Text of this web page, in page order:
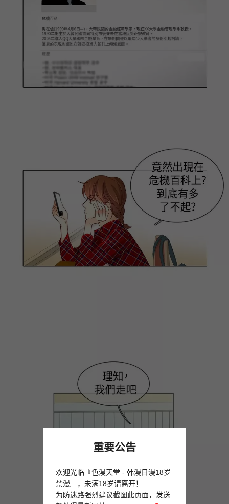
重要公告
欢迎光临『色漫天堂 - 韩漫日漫18岁
禁漫』，未满18岁请离开！
为防迷路强烈建议截图此页面，发送